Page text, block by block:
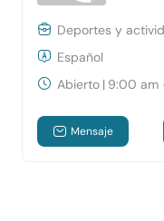
Deportes y
Español
Abierto | 9:00 am
Mensaje